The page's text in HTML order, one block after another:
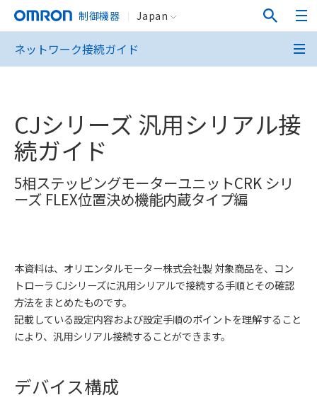
制御機器 Japan
ネットワーク接続ガイド
CJシリーズ 汎用シリアル接
続ガイド
5相ステッピングモーターユニットCRK シリ
ーズ FLEX位置決め機能内蔵タイプ編
本資料は、オリエンタルモーター株式会社製 対象商品を、コン
トローラ CJシリーズに汎用シリアルで接続する手順とその確認
方法をまとめたものです。
記載している設定内容および設定手順のポイントを理解すること
により、汎用シリアル接続することができます。
デバイス構成